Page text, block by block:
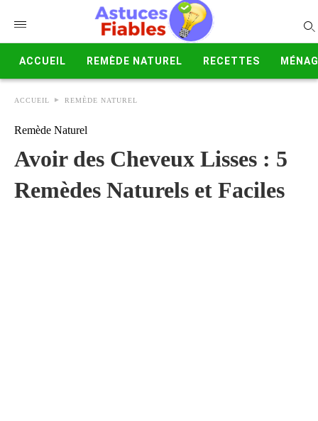
ACCUEIL REMÈDE NATUREL RECETTES
ACCUEIL REMÈDE NATUREL
Remède Naturel
Avoir des Cheveux Lisses : 5
Remèdes Naturels et Faciles